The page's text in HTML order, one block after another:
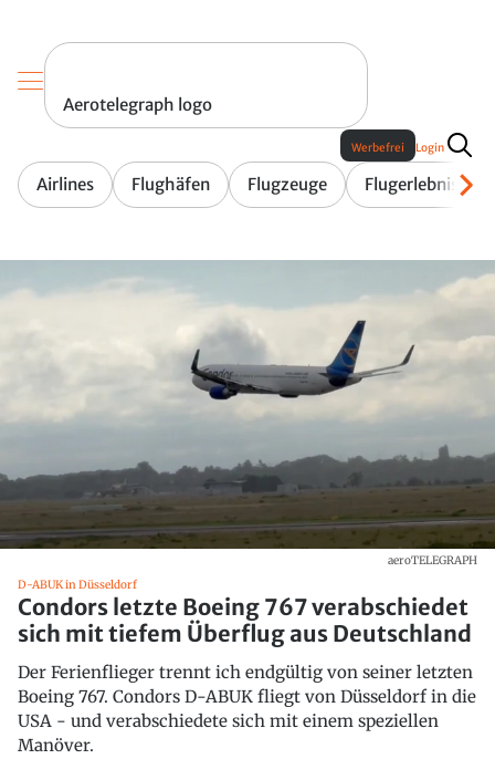
Aerotelegraph logo
Airlines Flughäfen Flugzeuge Flugerlebnis
Werbefrei Login
aeroTELEGRAPH
D-ABUK in Düsseldorf
Condors letzte Boeing 767 verabschiedet
sich mit tiefem Überflug aus Deutschland
Der Ferienflieger trennt ich endgültig von seiner letzten
Boeing 767. Condors D-ABUK fliegt von Düsseldorf in die
USA - und verabschiedete sich mit einem speziellen
Manöver.